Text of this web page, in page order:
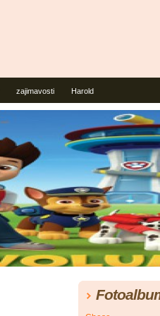
zajimavosti Harold